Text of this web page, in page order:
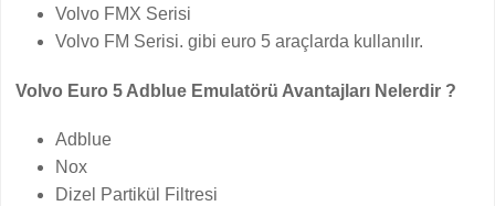
Volvo FMX Serisi
Volvo FM Serisi. gibi euro 5 araçlarda kullanılır.
Volvo Euro 5 Adblue Emulatörü Avantajları Nelerdir ?
Adblue
Nox
Dizel Partikül Filtresi